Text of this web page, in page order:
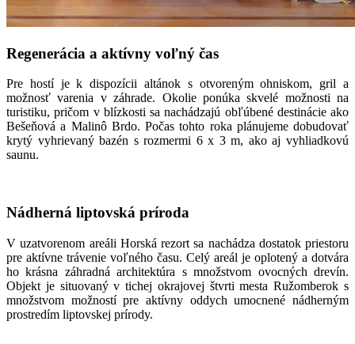
Regenerácia a aktívny voľný čas
Pre hostí je k dispozícii altánok s otvoreným ohniskom, gril a
možnosť varenia v záhrade. Okolie ponúka skvelé možnosti na
turistiku, pričom v blízkosti sa nachádzajú obľúbené destinácie ako
Bešeňová a Malinô Brdo. Počas tohto roka plánujeme dobudovať
krytý vyhrievaný bazén s rozmermi 6 x 3 m, ako aj vyhliadkovú
saunu.
Nádherná liptovská príroda
V uzatvorenom areáli Horská rezort sa nachádza dostatok priestoru
pre aktívne trávenie voľného času. Celý areál je oplotený a dotvára
ho krásna záhradná architektúra s množstvom ovocných drevín.
Objekt je situovaný v tichej okrajovej štvrti mesta Ružomberok s
množstvom možností pre aktívny oddych umocnené nádherným
prostredím liptovskej prírody.